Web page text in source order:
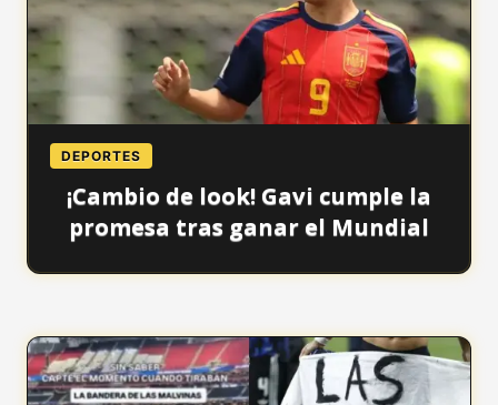
DEPORTES
¡Cambio de look! Gavi cumple la
promesa tras ganar el Mundial